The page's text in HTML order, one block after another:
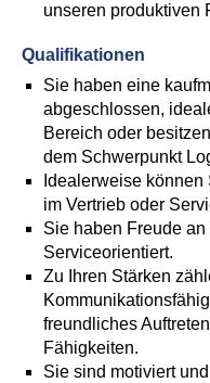
unseren produktiven
Qualifikationen
Sie haben eine
abgeschlossen,
Bereich oder
dem Schwerpunkt
Idealerweise
im Vertrieb oder
Sie haben Freude
Serviceorientiert.
Zu Ihren Stärken
freundliches
Fähigkeiten.
Sie sind motiviert